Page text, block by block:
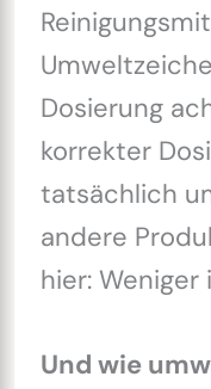
Dosierung
korrekter
tatsächlich
andere
hier: Weniger
Und wie